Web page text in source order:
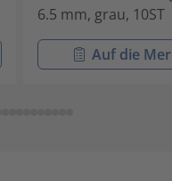
6.5 mm, grau, 10ST
Auf die